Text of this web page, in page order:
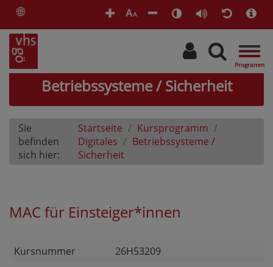
🌐 AA
Betriebssysteme / Sicherheit
Sie
befinden
sich hier:
Startseite
Kursprogramm
Digitales
Betriebssysteme /
Sicherheit
MAC für Einsteiger*innen
Kursnummer 26H53209